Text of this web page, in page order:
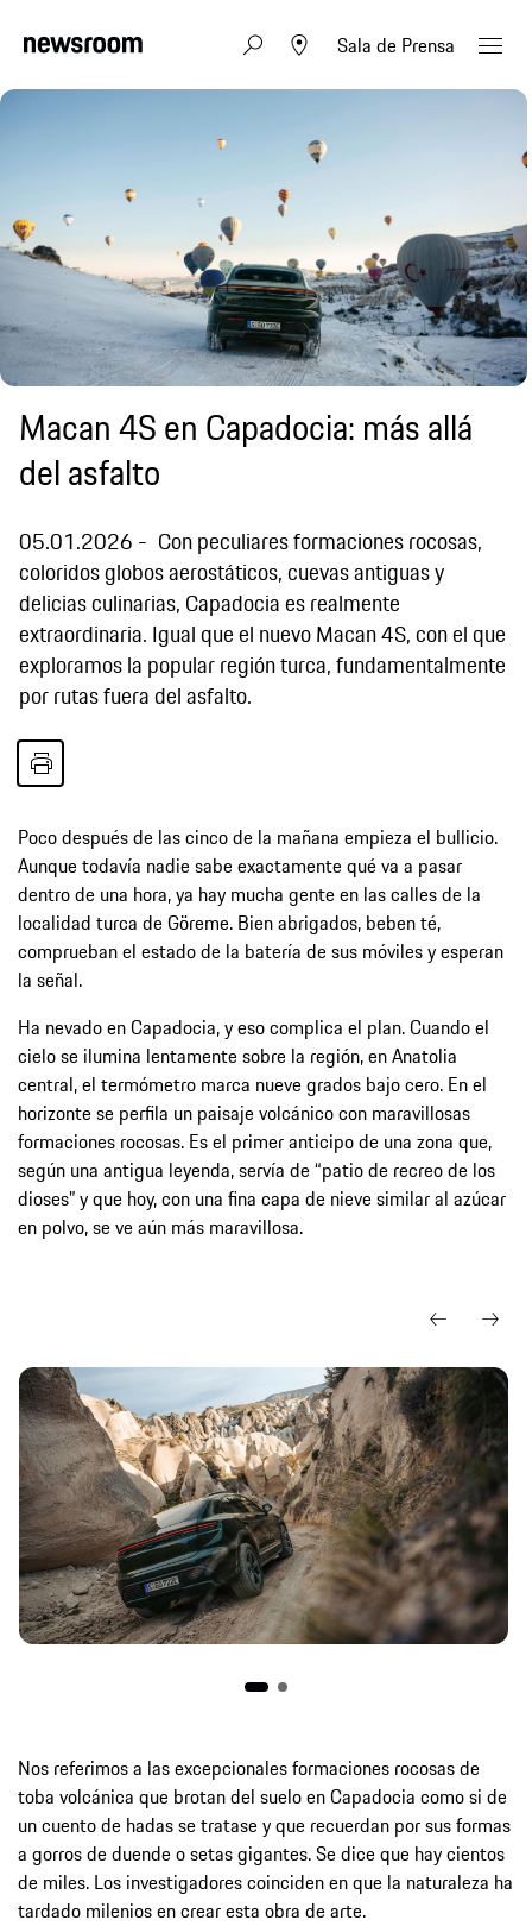
Sala de Prensa
Macan 4S en Capadocia: más allá
del asfalto
05.01.2026
Con peculiares formaciones rocosas,
coloridos globos aerostáticos, cuevas antiguas y
delicias culinarias, Capadocia es realmente
extraordinaria. Igual que el nuevo Macan 4S, con el que
exploramos la popular región turca, fundamentalmente
por rutas fuera del asfalto.
Poco después de las cinco de la mañana empieza el bullicio.
Aunque todavía nadie sabe exactamente qué va a pasar
dentro de una hora, ya hay mucha gente en las calles de la
localidad turca de Göreme. Bien abrigados, beben té,
comprueban el estado de la batería de sus móviles y esperan
la señal.
Ha nevado en Capadocia, y eso complica el plan. Cuando el
cielo se ilumina lentamente sobre la región, en Anatolia
central, el termómetro marca nueve grados bajo cero. En el
horizonte se perfila un paisaje volcánico con maravillosas
formaciones rocosas. Es el primer anticipo de una zona que,
según una antigua leyenda, servía de “patio de recreo de los
dioses” y que hoy, con una fina capa de nieve similar al azúcar
en polvo, se ve aún más maravillosa.
Nos referimos a las excepcionales formaciones rocosas de
toba volcánica que brotan del suelo en Capadocia como si de
un cuento de hadas se tratase y que recuerdan por sus formas
a gorros de duende o setas gigantes. Se dice que hay cientos
de miles. Los investigadores coinciden en que la naturaleza ha
tardado milenios en crear esta obra de arte.